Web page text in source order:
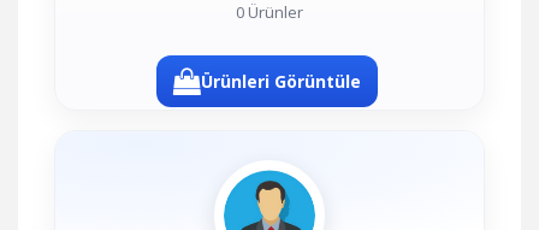
0 Ürünler
Ürünleri Görüntüle